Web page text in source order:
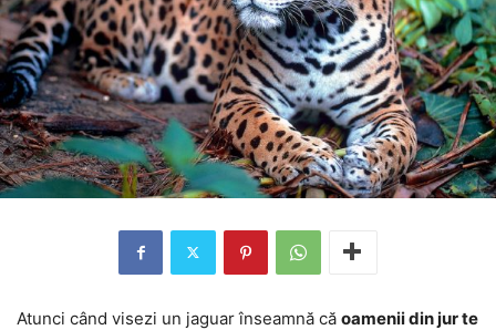
Atunci când visezi un jaguar înseamnă că oamenii din jur te